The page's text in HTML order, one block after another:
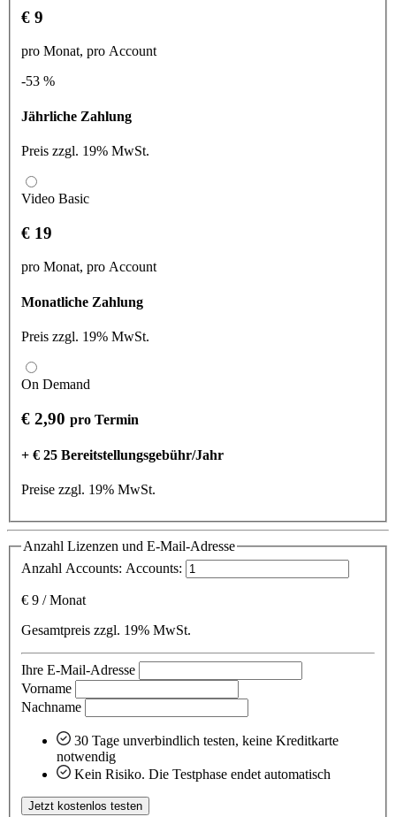
€ 9
pro Monat, pro Account
-53 %
Jährliche Zahlung
Preis zzgl. 19% MwSt.
Video Basic
€ 19
pro Monat, pro Account
Monatliche Zahlung
Preis zzgl. 19% MwSt.
On Demand
€ 2,90 pro Termin
+ € 25 Bereitstellungsgebühr/Jahr
Preise zzgl. 19% MwSt.
Anzahl Lizenzen und E-Mail-Adresse
Anzahl Accounts: Accounts:
€ 9 /Monat
Gesamtpreis zzgl. 19% MwSt.
Ihre E-Mail-Adresse
Vorname
Nachname
30 Tage unverbindlich testen, keine Kreditkarte
notwendig
Kein Risiko. Die Testphase endet automatisch